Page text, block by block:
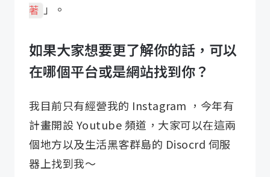
著
」。
如果大家想要更了解你的話，可以
在哪個平台或是網站找到你？
我目前只有經營我的 Instagram ，今年有
計畫開設 Youtube 頻道，大家可以在這兩
個地方以及生活黑客群島的 Disocrd 伺服
器上找到我～